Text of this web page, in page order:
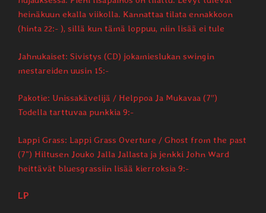
heinäkuun ekalla viikolla. Kannattaa tilata ennakkoon
(hinta 22:- ), sillä kun tämä loppuu, niin lisää ei tule
Jahnukaiset: Sivistys (CD) jokamieslukan swingin
mestareiden uusin 15:-
Pakotie: Unissakävelijä / Helppoa Ja Mukavaa (7″)
Todella tarttuvaa punkkia 9:-
Lappi Grass: Lappi Grass Overture / Ghost from the past
(7”) Hiltusen Jouko Jalla Jallasta ja jenkki John Ward
heittävät bluesgrassiin lisää kierroksia 9:-
LP